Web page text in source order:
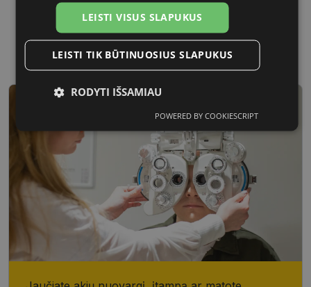
Lęšio plotis
17 mm
Tarpnosės plotis, mm
LEISTI VISUS SLAPUKUS
LEISTI TIK BŪTINUOSIUS SLAPUKUS
RODYTI IŠSAMIAU
slapukai
Statistikos
slapukai
Rinkodaros
slapukai
Funkciniai
slapukai
Neklasifikuoti
slapukai
POWERED BY COOKIESCRIPT